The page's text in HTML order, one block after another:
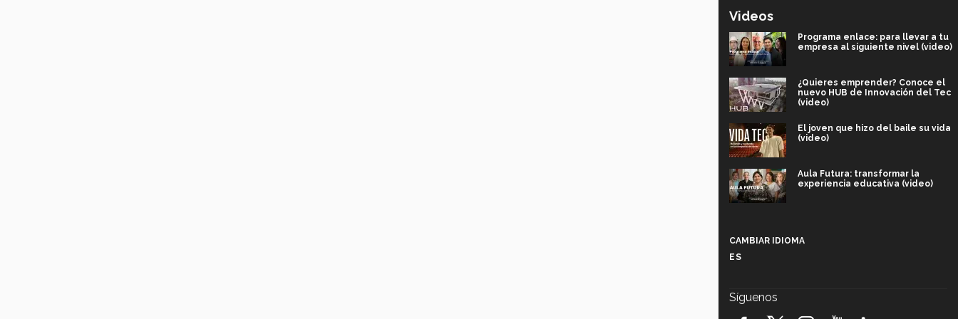
Videos
Programa enlace: para llevar a tu
empresa al siguiente nivel (video)
¿Quieres emprender? Conoce el
nuevo HUB de Innovación del Tec
(video)
El joven que hizo del baile su vida
(video)
Aula Futura: transformar la
experiencia educativa (video)
CAMBIAR IDIOMA
ES
Síguenos